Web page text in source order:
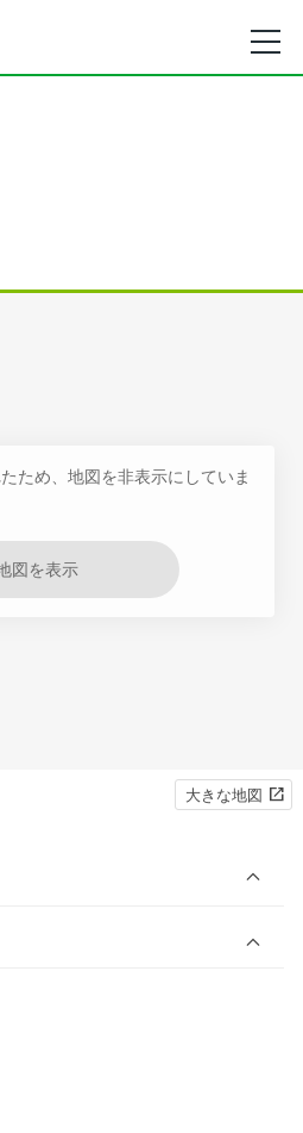
ため、地図を非表示にしていま
図を表示
大きな地図